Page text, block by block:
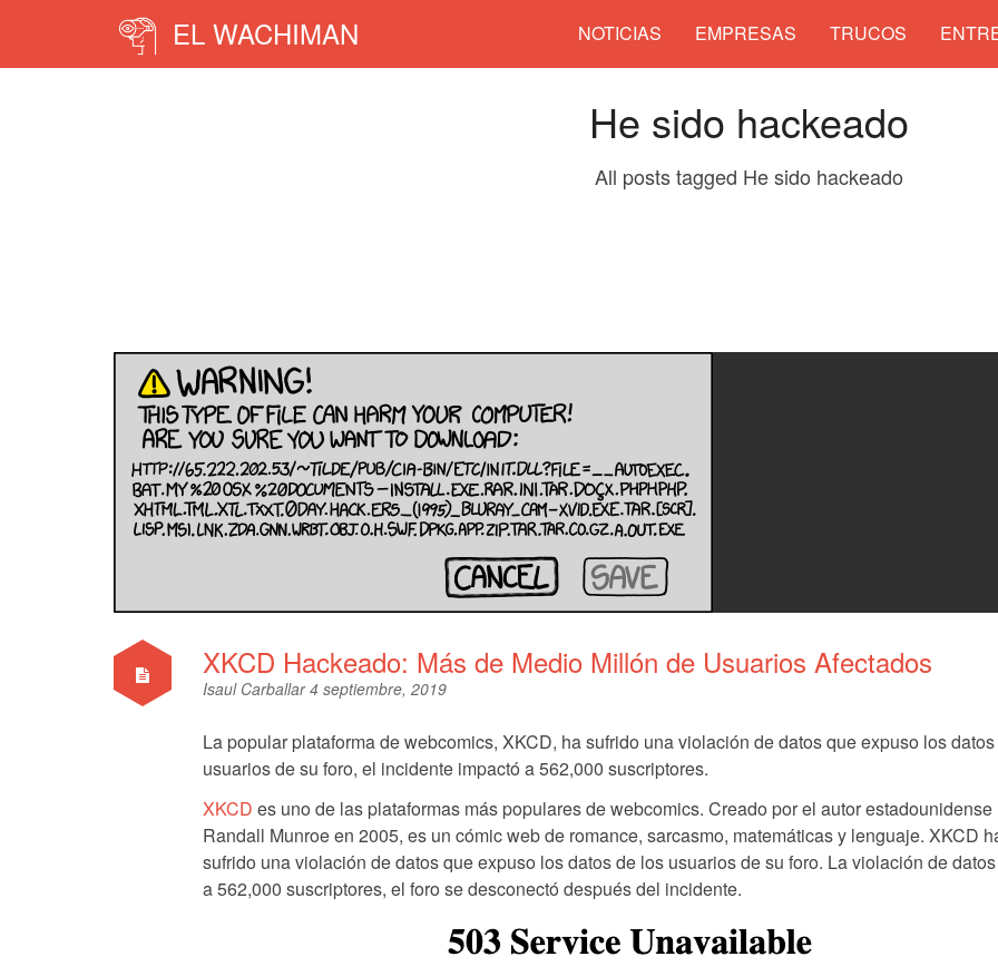
EL WACHIMAN NOTICIAS EMPRESAS TRUCOS
He sido hackeado
All posts tagged He sido hackeado
XKCD Hackeado: Más de Medio Millón de Usuarios Afectados
Isaul Carballar4 septiembre, 2019
La popular plataforma de webcomics, XKCD, ha sufrido una violación de datos que expuso los
usuarios de su foro, el incidente impactó a 562,000 suscriptores.
XKCD es uno de las plataformas más populares de webcomics. Creado por el autor estadounidense
Randall Munroe en 2005, es un cómic web de romance, sarcasmo, matemáticas y lenguaje. XKCD
sufrido una violación de datos que expuso los datos de los usuarios de su foro. La violación de
a 562,000 suscriptores, el foro se desconectó después del incidente.